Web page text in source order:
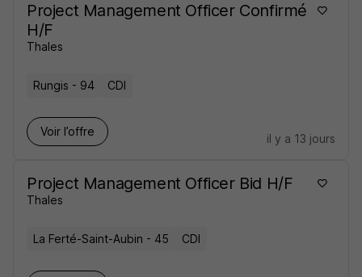
Project Management Officer Confirmé
H/F
Thales
Rungis - 94 CDI
Voir l’offre
il y a 13 jours
Project Management Officer Bid H/F
Thales
La Ferté-Saint-Aubin - 45 CDI